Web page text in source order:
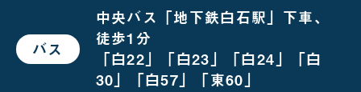
場
合
バス で
お
中央バス「地下鉄白石駅」下車、
徒歩1分
「白22」「白23」「白24」「白
30」「白57」「東60」